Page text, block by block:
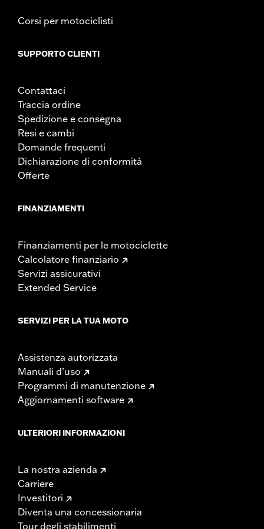
Forma:Barra a sezione tonda
Altezza: 9.5 Inches
UDM altezza materiale:
Materiale:Acciaio
Contenuto della confezione:
GARANZIA:1 year limited warranty – Go to
d.com/warrantyfor full details
Corsi per motociclisti
SUPPORTO CLIENTI
Contattaci
Traccia ordine
Spedizione e consegna
Resi e cambi
Domande frequenti
Dichiarazione di conformità
Offerte
FINANZIAMENTI
Finanziamenti per le motociclette
Calcolatore finanziario
Servizi assicurativi
Extended Service
SERVIZI PER LA TUA MOTO
Assistenza autorizzata
Manuali d’uso
Programmi di manutenzione
Aggiornamenti software
ULTERIORI INFORMAZIONI
La nostra azienda
Carriere
Investitori
Diventa una concessionaria
Tour degli stabilimenti